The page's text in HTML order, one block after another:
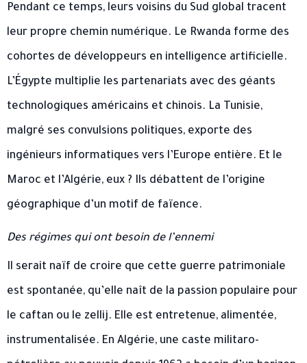
Pendant ce temps, leurs voisins du Sud global tracent
leur propre chemin numérique. Le Rwanda forme des
cohortes de développeurs en intelligence artificielle.
L’Égypte multiplie les partenariats avec des géants
technologiques américains et chinois. La Tunisie,
malgré ses convulsions politiques, exporte des
ingénieurs informatiques vers l’Europe entière. Et le
Maroc et l’Algérie, eux ? Ils débattent de l’origine
géographique d’un motif de faïence.
Des régimes qui ont besoin de l’ennemi
Il serait naïf de croire que cette guerre patrimoniale
est spontanée, qu’elle naît de la passion populaire pour
le caftan ou le zellij. Elle est entretenue, alimentée,
instrumentalisée. En Algérie, une caste militaro-